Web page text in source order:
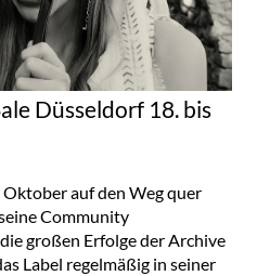
Düsseldorf 18. bis
auf den Weg quer
Community
großen Erfolge der Archive
Label regelmäßig in seiner